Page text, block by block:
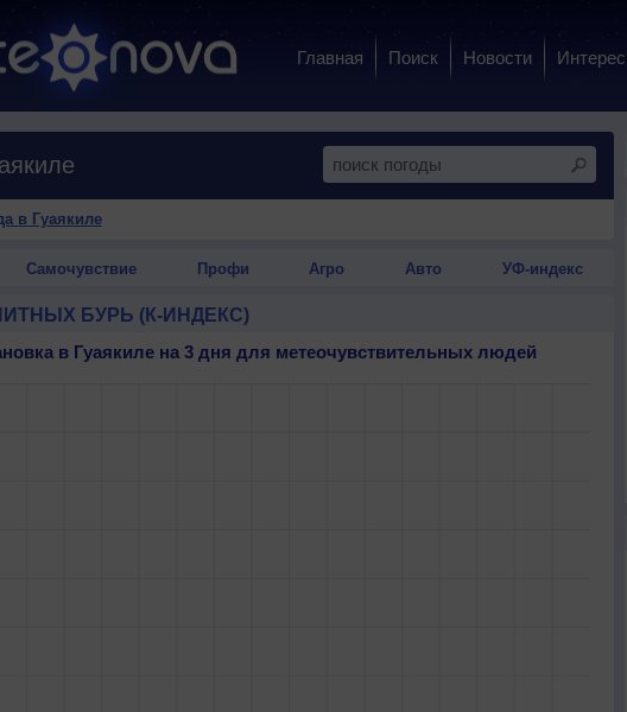
Главная Поиск Новости
в Гуаякиле
Самочувствие Профи Агро Авто УФ-индекс
БУРЬ (К-ИНДЕКС)
в Гуаякиле на 3 дня для метеочувствительных людей